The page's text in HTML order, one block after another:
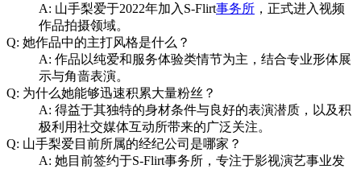
A: 山手梨爱于2022年加入S-Flirt事务所 ，正式进入视频
作品拍摄领域。
Q: 她作品中的主打风格是什么？
A: 作品以纯爱和服务体验类情节为主，结合专业形体展
示与角啬表演。
Q: 为什么她能够迅速积累大量粉丝？
A: 得益于其独特的身材条件与良好的表演潜质，以及积
极利用社交媒体互动所带来的广泛关注。
Q: 山手梨爱目前所属的经纪公司是哪家？
A: 她目前签约于S-Flirt事务所，专注于影视演艺事业发